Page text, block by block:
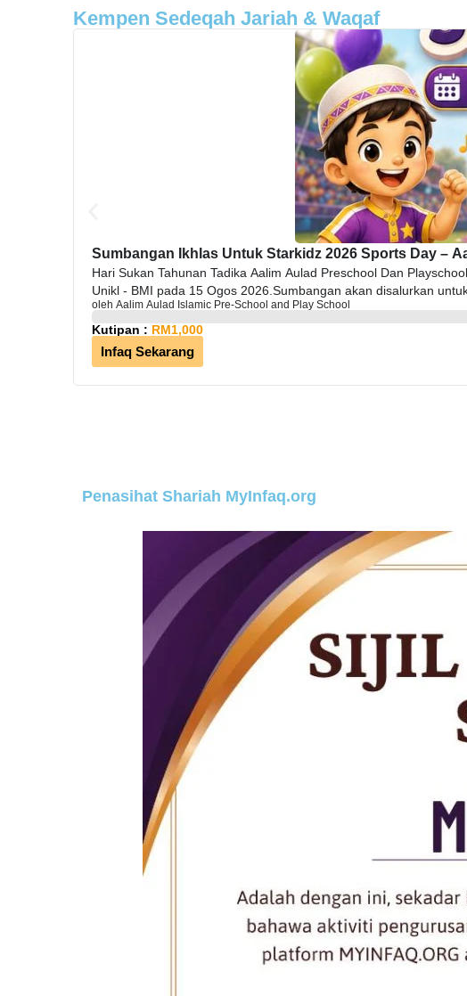
Kempen Sedeqah Jariah & Waqaf
Sumbangan Ikhlas Untuk Starkidz 2026 Sports Day –
Hari Sukan Tahunan Tadika Aalim Aulad Preschool Dan
Unikl - BMI pada 15 Ogos 2026.Sumbangan akan disalurkan
sumbangan.Sumbangan anda adalah amat dihargai!Hubungi
oleh Aalim Aulad Islamic Pre-School and Play School
Kutipan : RM1,000
Infaq Sekarang
Penasihat Shariah MyInfaq.org